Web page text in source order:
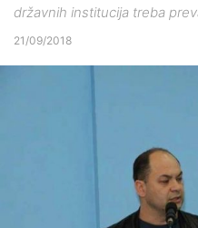
državnih institucija treba
21/09/2018